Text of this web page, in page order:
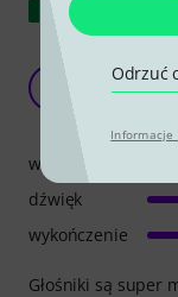
Odrzuć
RCF Art
lepszego
Głośniki są super
właściwości
dźwięk
wykończenie